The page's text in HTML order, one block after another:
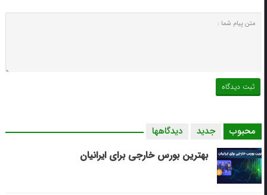
محبوب جدید دیدگاهها
بهترین بورس خارجی برای ایرانیان